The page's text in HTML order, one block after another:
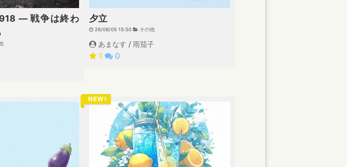
― 戦争は終わ
夕立
26/08/05 15:50 その他
あまなす / 雨茄子
1 0
NEW!